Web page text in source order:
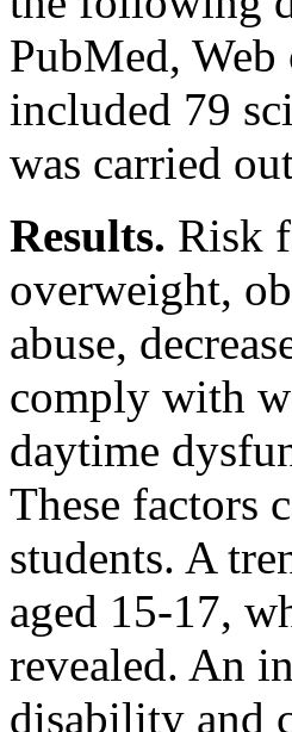
PubMed,
included 79
was carried
Results. Risk
overweight,
abuse,
comply with
daytime
These factors
students. A
aged 15-17,
revealed. An
disability and